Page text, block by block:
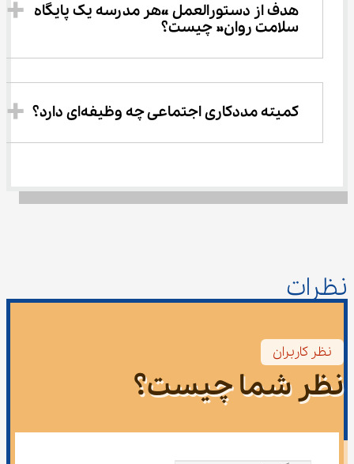
هدف از دستورالعمل «هر مدرسه یک پایگاه
سلامت روان» چیست؟
کمیته مددکاری اجتماعی چه وظیفه‌ای دارد؟
نظرات
نظر کاربران
نظر شما چیست؟